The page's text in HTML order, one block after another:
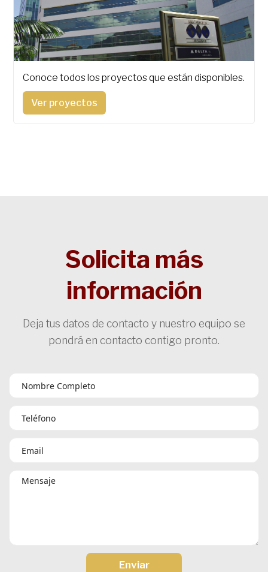
Conoce todos los proyectos que están disponibles.
Ver proyectos
Solicita más
información
Deja tus datos de contacto y nuestro equipo se
pondrá en contacto contigo pronto.
Enviar